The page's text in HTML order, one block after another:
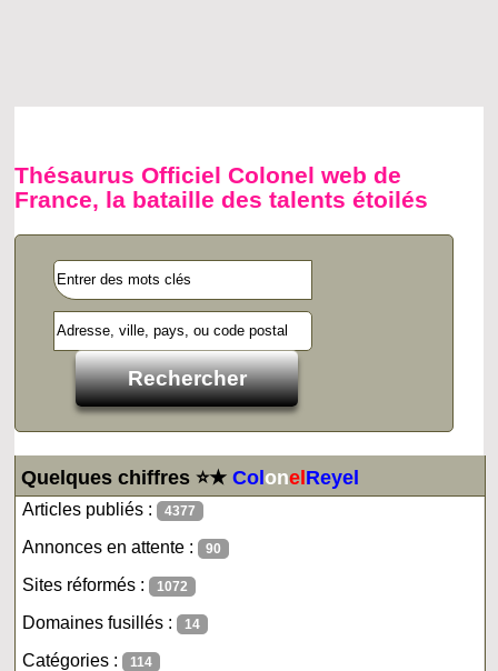
Thésaurus Officiel Colonel web de
France, la bataille des talents étoilés
Quelques chiffres ⭐★ColonelReyel
Articles publiés : 4377
Annonces en attente : 90
Sites réformés : 1072
Domaines fusillés : 14
Catégories : 114